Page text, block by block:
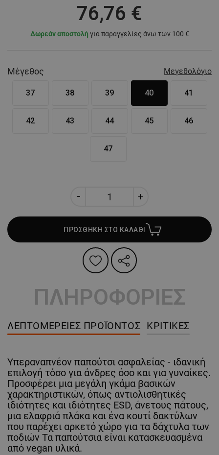
76,76 €
Δωρεάν αποστολή για παραγγελίες άνω των 100 €
Μέγεθος Μεγεθολόγιο
37 38 39 40 41
42 43 44 45 46
47
ΠΡΟΣΘΗΚΗ ΣΤΟ ΚΑΛΑΘΙ
ΠΛΗΡΟΦΟΡΙΕΣ
ΛΕΠΤΟΜΈΡΕΙΕΣ ΠΡΟΪΌΝΤΟΣ ΚΡΙΤΙΚΈΣ
Υπεραναπνέον παπούτσι ασφαλείας - ιδανική
επιλογή τόσο για άνδρες όσο και για γυναίκες.
Προσφέρει μια μεγάλη γκάμα βασικών
χαρακτηριστικών, όπως αντιολισθητικές
ιδιότητες και ιδιότητες ESD, άνετους πάτους,
μια ελαφριά πλάκα και ένα κουτί δακτύλων
που παρέχει αρκετό χώρο για τα δάχτυλα των
ποδιών Τα παπούτσια είναι κατασκευασμένα
από vegan υλικά.